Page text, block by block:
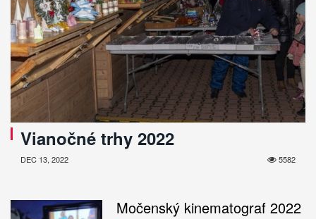
Vianočné trhy 2022
5582
DEC 13, 2022
Močenský kinematograf 2022